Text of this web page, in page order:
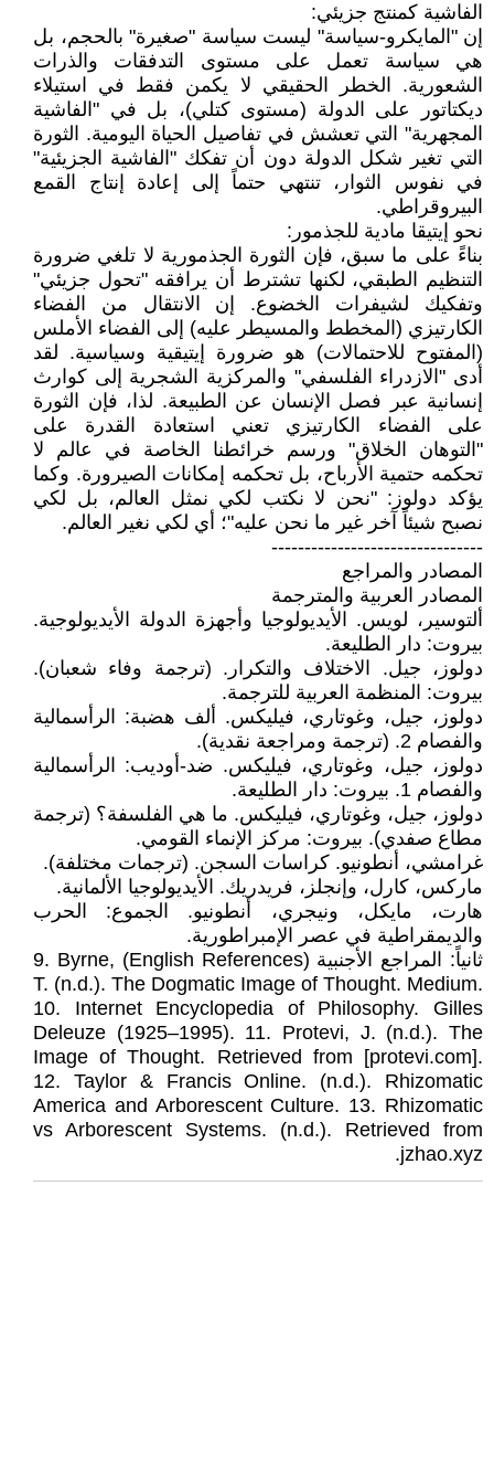
الفاشية كمنتج جزيئي:
إن "المايكرو-سياسة" ليست سياسة "صغيرة" بالحجم، بل
هي سياسة تعمل على مستوى التدفقات والذرات
الشعورية. الخطر الحقيقي لا يكمن فقط في استيلاء
ديكتاتور على الدولة (مستوى كتلي)، بل في "الفاشية
المجهرية" التي تعشش في تفاصيل الحياة اليومية. الثورة
التي تغير شكل الدولة دون أن تفكك "الفاشية الجزيئية"
في نفوس الثوار، تنتهي حتماً إلى إعادة إنتاج القمع
البيروقراطي.
نحو إيتيقا مادية للجذمور:
بناءً على ما سبق، فإن الثورة الجذمورية لا تلغي ضرورة
التنظيم الطبقي، لكنها تشترط أن يرافقه "تحول جزيئي"
وتفكيك لشيفرات الخضوع. إن الانتقال من الفضاء
الكارتيزي (المخطط والمسيطر عليه) إلى الفضاء الأملس
(المفتوح للاحتمالات) هو ضرورة إيتيقية وسياسية. لقد
أدى "الازدراء الفلسفي" والمركزية الشجرية إلى كوارث
إنسانية عبر فصل الإنسان عن الطبيعة. لذا، فإن الثورة
على الفضاء الكارتيزي تعني استعادة القدرة على
"التوهان الخلاق" ورسم خرائطنا الخاصة في عالم لا
تحكمه حتمية الأرباح، بل تحكمه إمكانات الصيرورة. وكما
يؤكد دولوز: "نحن لا نكتب لكي نمثل العالم، بل لكي
نصبح شيئاً آخر غير ما نحن عليه"؛ أي لكي نغير العالم.
--------------------------------
المصادر والمراجع
المصادر العربية والمترجمة
ألتوسير، لويس. الأيديولوجيا وأجهزة الدولة الأيديولوجية.
بيروت: دار الطليعة.
دولوز، جيل. الاختلاف والتكرار. (ترجمة وفاء شعبان).
بيروت: المنظمة العربية للترجمة.
دولوز، جيل، وغوتاري، فيليكس. ألف هضبة: الرأسمالية
والفصام 2. (ترجمة ومراجعة نقدية).
دولوز، جيل، وغوتاري، فيليكس. ضد-أوديب: الرأسمالية
والفصام 1. بيروت: دار الطليعة.
دولوز، جيل، وغوتاري، فيليكس. ما هي الفلسفة؟ (ترجمة
مطاع صفدي). بيروت: مركز الإنماء القومي.
غرامشي، أنطونيو. كراسات السجن. (ترجمات مختلفة).
ماركس، كارل، وإنجلز، فريدريك. الأيديولوجيا الألمانية.
هارت، مايكل، ونيجري، أنطونيو. الجموع: الحرب
والديمقراطية في عصر الإمبراطورية.
ثانياً: المراجع الأجنبية (English References) 9. Byrne,
T. (n.d.). The Dogmatic Image of Thought. Medium.
10. Internet Encyclopedia of Philosophy. Gilles
Deleuze (1925–1995). 11. Protevi, J. (n.d.). The
Image of Thought. Retrieved from [protevi.com].
12. Taylor & Francis Online. (n.d.). Rhizomatic
America and Arborescent Culture. 13. Rhizomatic
vs Arborescent Systems. (n.d.). Retrieved from
jzhao.xyz.